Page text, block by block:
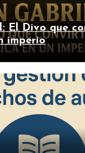
El Divo que
imperio